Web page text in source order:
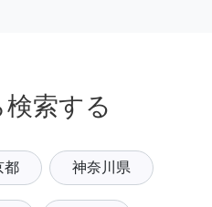
索する
都 神奈川県